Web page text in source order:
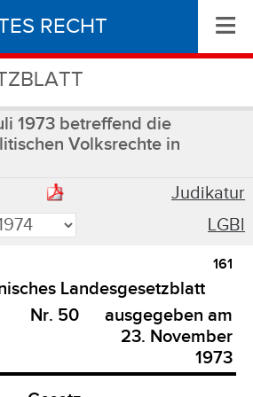
RECHT ≡
1973 betreffend die
Volksrechte in
Judikatur
LGBl